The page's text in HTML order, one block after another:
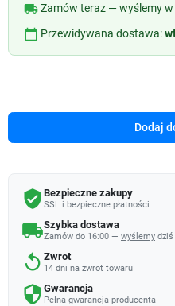
local_shippingZamów teraz — wyślemy w
calendar_today Przewidywana dostawa:
Dodaj
verified_user Bezpieczne zakupy
SSL i bezpieczne płatności
local_shippingSzybka dostawa
Zamów do 16:00 — wyślemy dziś
replay Zwrot
14 dni na zwrot towaru
security Gwarancja
Pełna gwarancja producenta